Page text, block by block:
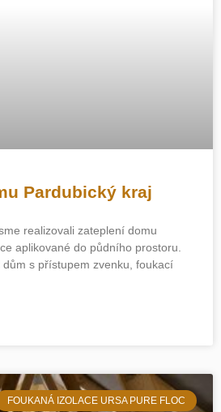
Pardubický kraj
realizovali zateplení domu
aplikované do půdního prostoru.
s přístupem zvenku, foukací
FOUKANÁ IZOLACE URSA PURE FLOC